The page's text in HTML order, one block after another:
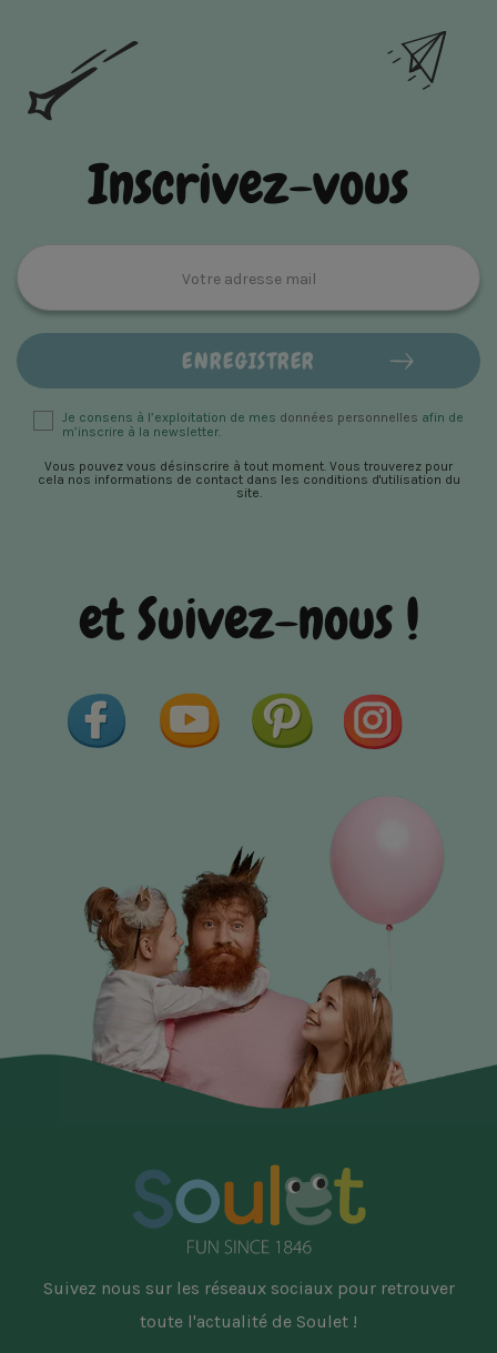
Inscrivez-vous
Vous pouvez vous désinscrire à tout moment. Vous trouverez pour
cela nos informations de contact dans les conditions d'utilisation du
site.
Je consens à l’exploitation de mes données personnelles afin de
m’inscrire à la newsletter.
et Suivez-nous !
Facebook YouTube Pinterest
Suivez nous sur les réseaux sociaux pour retrouver
toute l'actualité de Soulet !